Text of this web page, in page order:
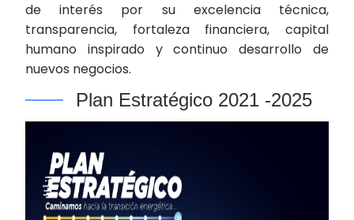
de interés por su excelencia técnica,
transparencia, fortaleza financiera, capital
humano inspirado y continuo desarrollo de
nuevos negocios.
Plan Estratégico 2021 -2025